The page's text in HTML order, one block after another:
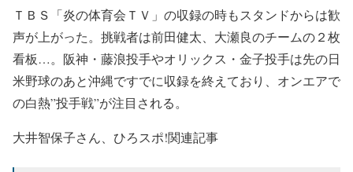
ＴＢＳ「炎の体育会ＴＶ」の収録の時もスタンドからは歓
声が上がった。挑戦者は前田健太、大瀬良のチームの２枚
看板…。阪神・藤浪投手やオリックス・金子投手は先の日
米野球のあと沖縄ですでに収録を終えており、オンエアで
の白熱”投手戦”が注目される。
大井智保子さん、ひろスポ!関連記事